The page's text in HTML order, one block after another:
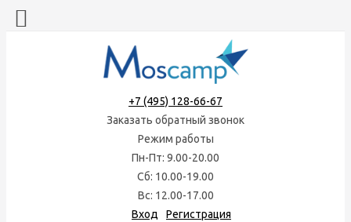
+7 (495) 128-66-67
Заказать обратный звонок
Режим работы
Пн-Пт: 9.00-20.00
Сб: 10.00-19.00
Вс: 12.00-17.00
Вход
Регистрация